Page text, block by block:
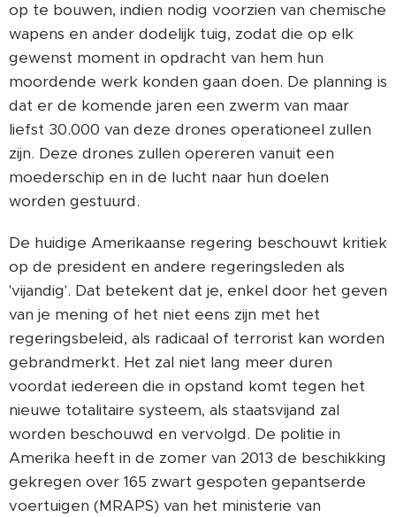
op te bouwen, indien nodig voorzien van chemische
wapens en ander dodelijk tuig, zodat die op elk
gewenst moment in opdracht van hem hun
moordende werk konden gaan doen. De planning is
dat er de komende jaren een zwerm van maar
liefst 30.000 van deze drones operationeel zullen
zijn. Deze drones zullen opereren vanuit een
moederschip en in de lucht naar hun doelen
worden gestuurd.
De huidige Amerikaanse regering beschouwt kritiek
op de president en andere regeringsleden als
'vijandig'. Dat betekent dat je, enkel door het geven
van je mening of het niet eens zijn met het
regeringsbeleid, als radicaal of terrorist kan worden
gebrandmerkt. Het zal niet lang meer duren
voordat iedereen die in opstand komt tegen het
nieuwe totalitaire systeem, als staatsvijand zal
worden beschouwd en vervolgd. De politie in
Amerika heeft in de zomer van 2013 de beschikking
gekregen over 165 zwart gespoten gepantserde
voertuigen (MRAPS) van het ministerie van